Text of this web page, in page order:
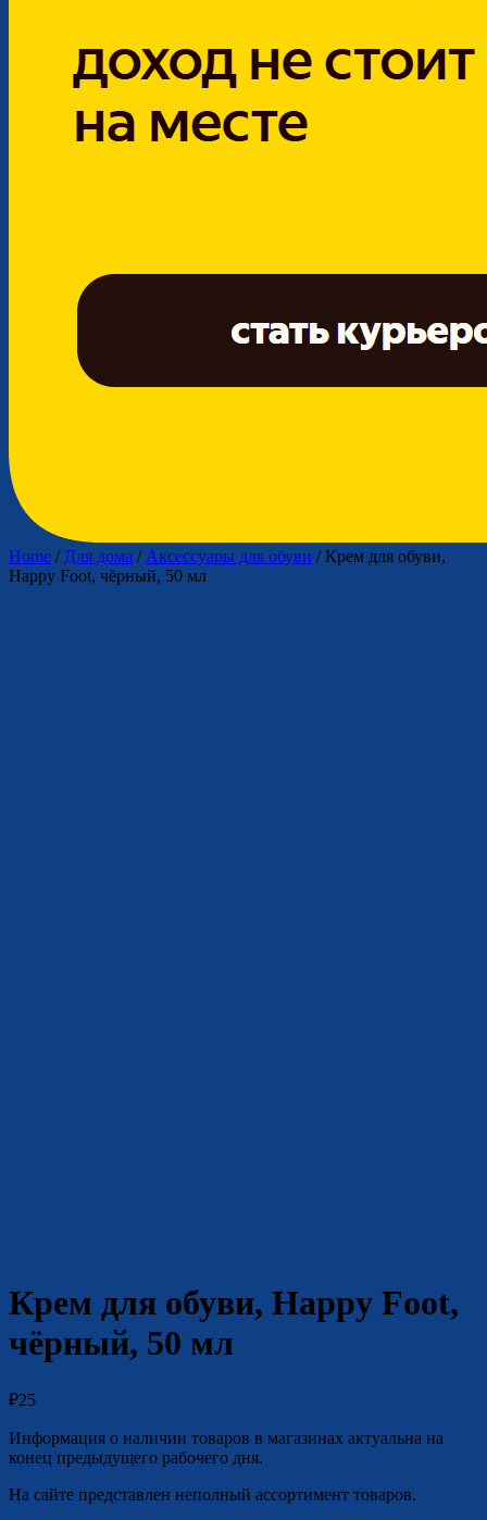
Home / Для дома / Аксессуары для обуви / Крем для обуви,
Happy Foot, чёрный, 50 мл
Крем для обуви, Happy Foot,
чёрный, 50 мл
₽25
Информация о наличии товаров в магазинах актуальна на
конец предыдущего рабочего дня.
На сайте представлен неполный ассортимент товаров.